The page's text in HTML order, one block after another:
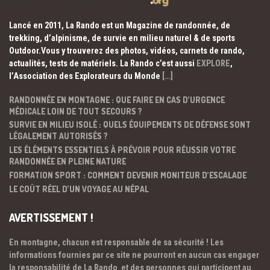
Lancé en 2011, La Rando est un Magazine de randonnée, de
trekking, d’alpinisme, de survie en milieu naturel & de sports
Outdoor.Vous y trouverez des photos, vidéos, carnets de rando,
actualités, tests de matériels. La Rando c’est aussi EXPLORE,
l’Association des Explorateurs du Monde […]
RANDONNÉE EN MONTAGNE : QUE FAIRE EN CAS D’URGENCE
MÉDICALE LOIN DE TOUT SECOURS ?
SURVIE EN MILIEU ISOLÉ : QUELS ÉQUIPEMENTS DE DÉFENSE SONT
LÉGALEMENT AUTORISÉS ?
LES ÉLÉMENTS ESSENTIELS À PRÉVOIR POUR RÉUSSIR VOTRE
RANDONNÉE EN PLEINE NATURE
FORMATION SPORT : COMMENT DEVENIR MONITEUR D’ESCALADE
LE COÛT RÉEL D’UN VOYAGE AU NÉPAL
AVERTISSEMENT !
En montagne, chacun est responsable de sa sécurité ! Les
informations fournies par ce site ne pourront en aucun cas engager
la responsabilité de La Rando et des personnes qui participent au